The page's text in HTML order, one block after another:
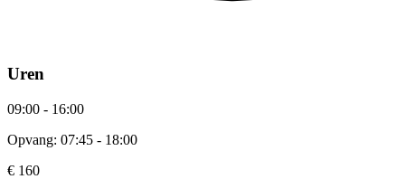
Uren
09:00 - 16:00
Opvang: 07:45 - 18:00
€ 160